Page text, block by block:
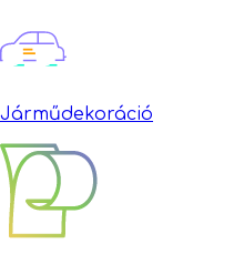
Járműdekoráció